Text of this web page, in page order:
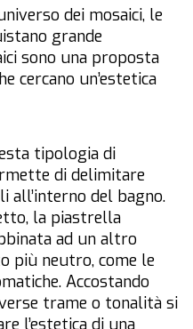
dei mosaici, le
grande
sono una proposta
cercano un’estetica
tipologia di
di delimitare
all’interno del bagno.
la piastrella
ad un altro
più neutro, come le
Accostando
trame o tonalità si
l’estetica di una